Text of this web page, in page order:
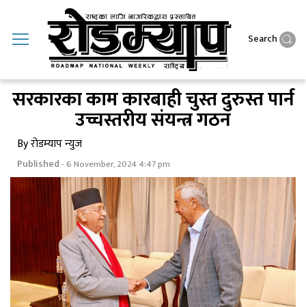
Search
सरकारका काम कारबाही चुस्त दुरुस्त पार्न
उच्चस्तरीय संयन्त्र गठन
By रोडम्याप न्युज
Published- 6 November, 2024 4:47 pm